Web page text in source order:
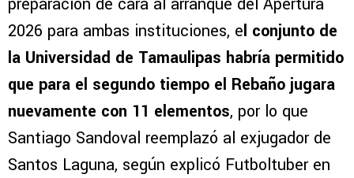
2026 para ambas instituciones, el conjunto de
la Universidad de Tamaulipas habría permitido
que para el segundo tiempo el Rebaño jugara
nuevamente con 11 elementos, por lo que
Santiago Sandoval reemplazó al exjugador de
Santos Laguna, según explicó Futboltuber en